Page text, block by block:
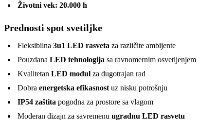
Životni vek: 20.000 h
Prednosti spot svetiljke
Fleksibilna 3u1 LED rasveta za različite ambijente
Pouzdana LED tehnologija sa ravnomernim osvetljenjem
Kvalitetan LED modul za dugotrajan rad
Dobra energetska efikasnost uz nisku potrošnju
IP54 zaštita pogodna za prostore sa vlagom
Moderan dizajn za savremenu ugradnu LED rasvetu